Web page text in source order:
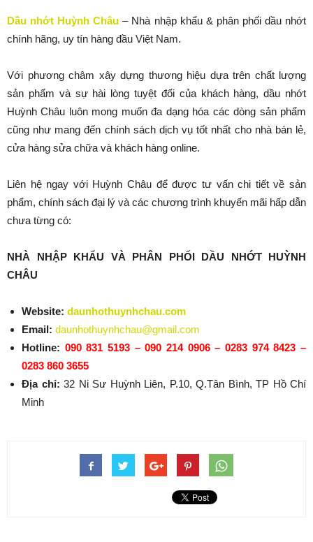
Dầu nhớt Huỳnh Châu – Nhà nhập khẩu & phân phối dầu nhớt
chính hãng, uy tín hàng đầu Việt Nam.
Với phương châm xây dựng thương hiệu dựa trên chất lượng
sản phẩm và sự hài lòng tuyệt đối của khách hàng, dầu nhớt
Huỳnh Châu luôn mong muốn đa dạng hóa các dòng sản phẩm
cũng như mang đến chính sách dịch vụ tốt nhất cho nhà bán lẻ,
cửa hàng sửa chữa và khách hàng online.
Liên hệ ngay với Huỳnh Châu để được tư vấn chi tiết về sản
phẩm, chính sách đại lý và các chương trình khuyến mãi hấp dẫn
chưa từng có:
NHÀ NHẬP KHẨU VÀ PHÂN PHỐI DẦU NHỚT HUỲNH
CHÂU
Website: daunhothuynhchau.com
Email: daunhothuynhchau@gmail.com
Hotline: 090 831 5193 – 090 214 0906 – 0283 974 8423 –
0283 860 3655
Địa chỉ: 32 Ni Sư Huỳnh Liên, P.10, Q.Tân Bình, TP Hồ Chí
Minh